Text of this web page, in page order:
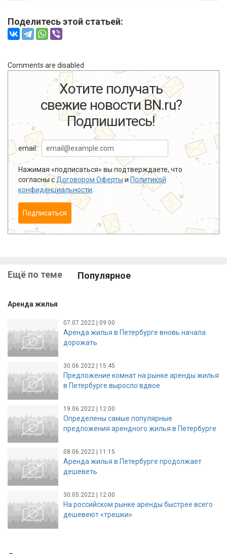
Поделитесь этой статьей:
Comments are disabled
Хотите получать
свежие новости BN.ru?
Подпишитесь!
email:
Нажимая «подписаться» вы подтверждаете, что
согласны сДоговором Оферты и Политикой
конфиденциальности
Подписаться
Ещё по теме Популярное
Аренда жилья
07.07.2022 | 09:00
Аренда жилья в Петербурге вновь начала
дорожать
30.06.2022 | 15:45
Предложение комнат на рынке аренды жилья
в Петербурге выросло вдвое
19.06.2022 | 12:00
Определены самые популярные
предложения арендного жилья в Петербурге
08.06.2022 | 11:15
Аренда жилья в Петербурге продолжает
дешеветь
30.05.2022 | 12:00
На российском рынке аренды быстрее всего
дешевеют «трешки»